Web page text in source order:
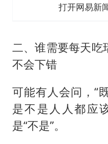
打开网易新
二、谁需要每天吃
不会下错
可能有人会问，“
是不是人人都应
是“不是”。